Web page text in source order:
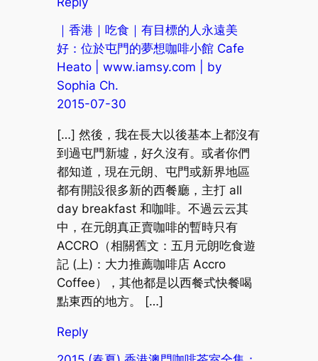
｜香港｜吃食｜有目標的人永遠美
好：位於屯門的夢想咖啡小館 Cafe
Heato | www.iamsy.com | by
Sophia Ch.
2015-07-30
[…] 然後，我在長大以後基本上都沒有
到過屯門新墟，好久沒有。或者你們
都知道，現在元朗、屯門或新界地區
都有開設很多新的西餐廳，主打 all
day breakfast 和咖啡。不過云云其
中，在元朗真正賣咖啡的暫時只有
ACCRO（相關舊文：五月元朗吃食遊
記 (上)：大力推薦咖啡店 Accro
Coffee），其他都是以西餐式快餐喝
點東西的地方。 […]
Reply